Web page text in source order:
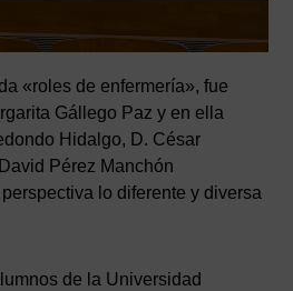
«roles de enfermería», fue
Gállego Paz y en ella
Hidalgo, D. César
Pérez Manchón
lo diferente y diversa
de la Universidad